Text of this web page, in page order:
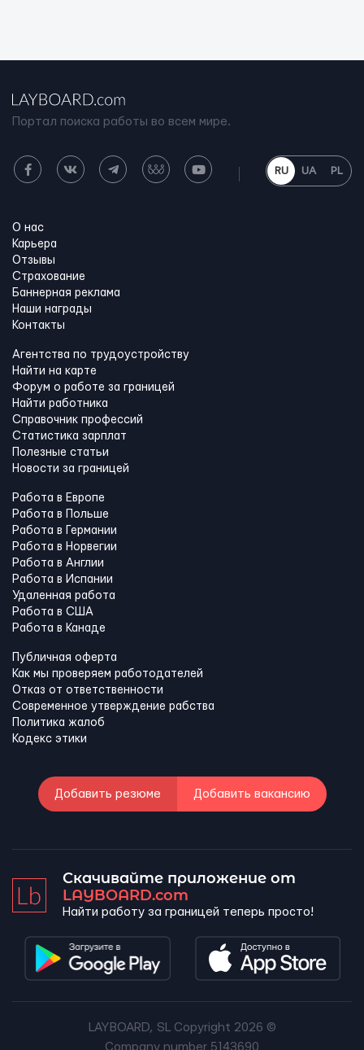
Портал поиска работы во всем мире.
RU UA PL
О нас
Карьера
Отзывы
Страхование
Баннерная реклама
Наши награды
Контакты
Агентства по трудоустройству
Найти на карте
Форум о работе за границей
Найти работника
Справочник профессий
Статистика зарплат
Полезные статьи
Новости за границей
Работа в Европе
Работа в Польше
Работа в Германии
Работа в Норвегии
Работа в Англии
Работа в Испании
Удаленная работа
Работа в США
Работа в Канадe
Публичная оферта
Как мы проверяем работодателей
Отказ от ответственности
Современное утверждение рабства
Политика жалоб
Кодекс этики
Добавить резюме Добавить вакансию
Скачивайте приложение от
LAYBOARD.com
Найти работу за границей теперь просто!
LAYBOARD, SL Copyright 2026 ©
Company number 5143690